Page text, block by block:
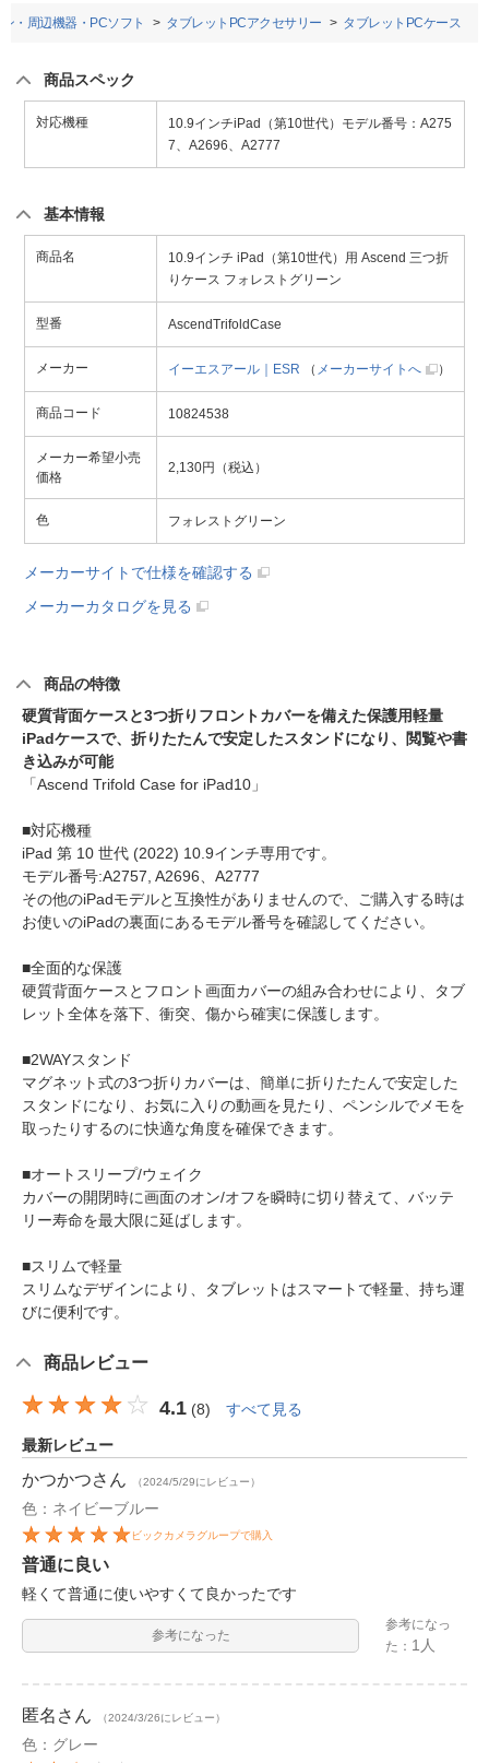
・周辺機器・PCソフト タブレットPCアクセサリー タブレットPCケース
商品スペック
対応機種
10.9インチiPad（第10世代）モデル番号：A275
7、A2696、A2777
基本情報
商品名
10.9インチ iPad（第10世代）用 Ascend 三つ折
りケース フォレストグリーン
型番 AscendTrifoldCase
メーカー イーエスアール｜ESR （ メーカーサイトへ ）
商品コード 10824538
メーカー希望小売
価格
2,130円（税込）
色 フォレストグリーン
メーカーサイトで仕様を確認する
メーカーカタログを見る
商品の特徴
硬質背面ケースと3つ折りフロントカバーを備えた保護用軽量
iPadケースで、折りたたんで安定したスタンドになり、閲覧や書
き込みが可能
「Ascend Trifold Case for iPad10」
■対応機種
iPad 第 10 世代 (2022) 10.9インチ専用です。
モデル番号:A2757, A2696、A2777
その他のiPadモデルと互換性がありませんので、ご購入する時は
お使いのiPadの裏面にあるモデル番号を確認してください。
■全面的な保護
硬質背面ケースとフロント画面カバーの組み合わせにより、タブ
レット全体を落下、衝突、傷から確実に保護します。
■2WAYスタンド
マグネット式の3つ折りカバーは、簡単に折りたたんで安定した
スタンドになり、お気に入りの動画を見たり、ペンシルでメモを
取ったりするのに快適な角度を確保できます。
■オートスリープ/ウェイク
カバーの開閉時に画面のオン/オフを瞬時に切り替えて、バッテ
リー寿命を最大限に延ばします。
■スリムで軽量
スリムなデザインにより、タブレットはスマートで軽量、持ち運
びに便利です。
商品レビュー
4.1 (8) すべて見る
最新レビュー
かつかつさん （2024/5/29にレビュー）
色：ネイビーブルー
ビックカメラグループで購入
普通に良い
軽くて普通に使いやすくて良かったです
参考になった
参考になっ
た： 1人
匿名 さん （2024/3/26にレビュー）
色：グレー